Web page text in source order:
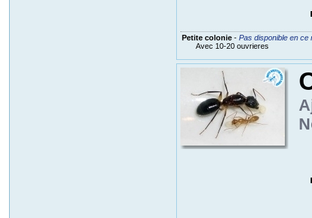
Petite colonie- Pas disponible en ce
Avec 10-20 ouvrieres